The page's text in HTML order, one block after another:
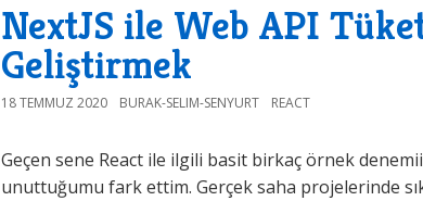
NextJS ile Web API
Geliştirmek
18 TEMMUZ 2020 BURAK-SELIM-SENYURT REACT
Geçen sene React ile ilgili basit birkaç örnek
unuttuğumu fark ettim. Gerçek saha projelerinde